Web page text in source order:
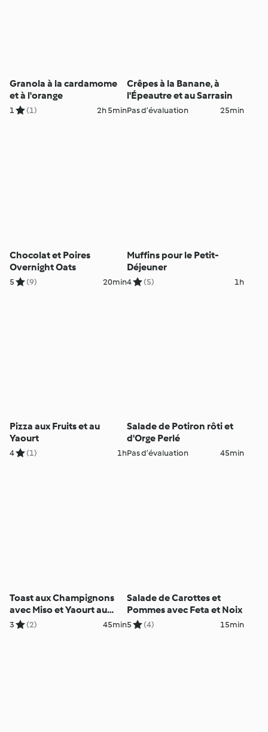
Granola à la cardamome
et à l'orange
1 (1) 2h 5min
Crêpes à la Banane, à
l'Épeautre et au Sarrasin
Pas d’évaluation 25min
Chocolat et Poires
Overnight Oats
5 (9) 20min
Muffins pour le Petit-
Déjeuner
4 (5) 1h
Pizza aux Fruits et au
Yaourt
4 (1) 1h
Salade de Potiron rôti et
d'Orge Perlé
Pas d’évaluation 45min
Toast aux Champignons
avec Miso et Yaourt au
Tahini
3 (2) 45min
Salade de Carottes et
Pommes avec Feta et Noix
5 (4) 15min